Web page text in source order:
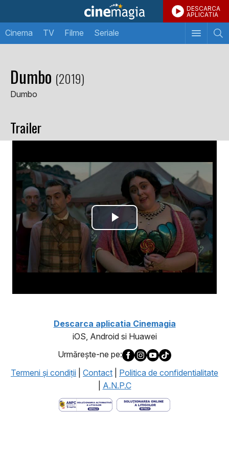
DESCARCA
APLICATIA
Cinema TV Filme Seriale
Dumbo (2019)
Dumbo
Trailer
Descarca aplicatia Cinemagia
iOS, Android si Huawei
Urmăreşte-ne pe:
Termeni şi condiţii
Contact
Politica de confidentialitate
A.N.P.C